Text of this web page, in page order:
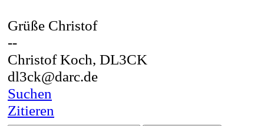
Grüße Christof
--
Christof Koch, DL3CK
dl3ck@darc.de
Suchen
Zitieren